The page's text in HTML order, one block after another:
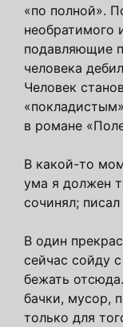
«по полной».
необратимого
подавляющие
человека
Человек
в романе
В какой-то
ума я должен
сочинял;
В один
сейчас сойду
бежать
бачки, мусор,
только для